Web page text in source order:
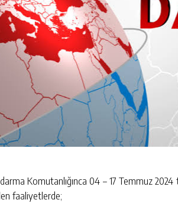
Komutanlığınca 04 – 17 Temmuz 2024
faaliyetlerde;
GÜNLÜK HABER AKIŞI
MARAŞ KAMPINDA
VE FOTOĞRAFÇILIĞI